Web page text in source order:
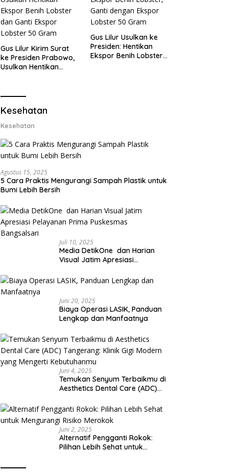
Gus Lilur Kirim Surat
ke Presiden Prabowo,
Usulkan Hentikan
Lobster 50 Gram
Gus Lilur Usulkan ke
Presiden: Hentikan
Ekspor Benih Lobster,
Kesehatan
Kesehatan
Agustus 15, 2025
5 Cara Praktis Mengurangi Sampah Plastik untuk
Bumi Lebih Bersih
Juli 10, 2025
Media DetikOne dan Harian
Visual Jatim Apresiasi
Bangsalsari
Juni 20, 2025
Biaya Operasi LASIK, Panduan
Lengkap dan Manfaatnya
Juni 4, 2025
Temukan Senyum Terbaikmu di
Aesthetics Dental Care (ADC)
yang Mengerti Kebutuhanmu
Juni 2, 2025
Alternatif Pengganti Rokok:
Pilihan Lebih Sehat untuk